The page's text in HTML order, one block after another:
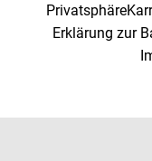
Privatsphäre
Erklärung zur